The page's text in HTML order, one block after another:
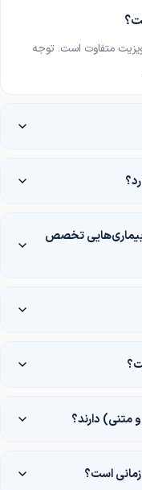
متفاوت است. توجه
بیماری‌هایی تخصص
متنی) دارند؟
زمانی است؟